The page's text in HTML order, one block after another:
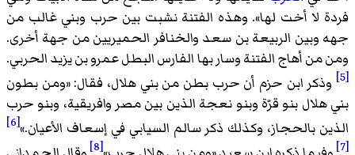
فردة لا أخت لها». وهذه الفتنة نشبت بين حرب وبني غالب من
جهه وبين الربيعة بن سعد والخنافر الحميريين من جهة أخرى.
ومن من أهاج الفتنة وسار بها الفارس البطل عمرو بن يزيد الحربي.
[5] وذكر ابن حزم أن حرب بطن من بني هلال، فقال: «ومن بطون
بني هلال بنو قرّة وبنو نعجة الذين بين مصر وافريقية، وبنو حرب
الذين بالحجاز، وكذلك ذكر سالم السيابي في إسعاف الأعيان.»
[6]
[7]
[8]